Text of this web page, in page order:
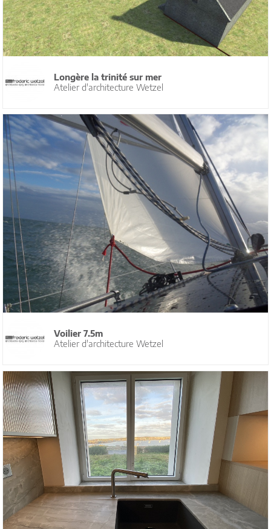
Longère la trinité sur mer
Atelier d'architecture Wetzel
Voilier 7.5m
Atelier d'architecture Wetzel